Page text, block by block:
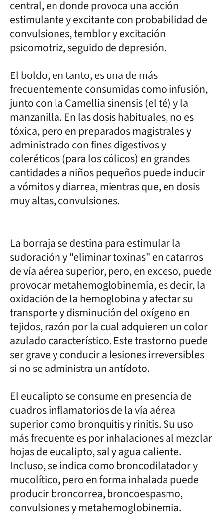
central, en donde provoca una acción
estimulante y excitante con probabilidad de
convulsiones, temblor y excitación
psicomotriz, seguido de depresión.
El boldo, en tanto, es una de más
frecuentemente consumidas como infusión,
junto con la Camellia sinensis (el té) y la
manzanilla. En las dosis habituales, no es
tóxica, pero en preparados magistrales y
administrado con fines digestivos y
coleréticos (para los cólicos) en grandes
cantidades a niños pequeños puede inducir
a vómitos y diarrea, mientras que, en dosis
muy altas, convulsiones.
La borraja se destina para estimular la
sudoración y "eliminar toxinas" en catarros
de vía aérea superior, pero, en exceso, puede
provocar metahemoglobinemia, es decir, la
oxidación de la hemoglobina y afectar su
transporte y disminución del oxígeno en
tejidos, razón por la cual adquieren un color
azulado característico. Este trastorno puede
ser grave y conducir a lesiones irreversibles
si no se administra un antídoto.
El eucalipto se consume en presencia de
cuadros inflamatorios de la vía aérea
superior como bronquitis y rinitis. Su uso
más frecuente es por inhalaciones al mezclar
hojas de eucalipto, sal y agua caliente.
Incluso, se indica como broncodilatador y
mucolítico, pero en forma inhalada puede
producir broncorrea, broncoespasmo,
convulsiones y metahemoglobinemia.